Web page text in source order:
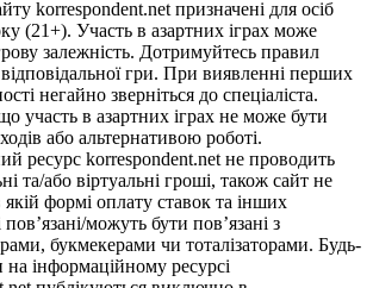
korrespondent.net призначені для осіб
(21+). Участь в азартних іграх може
залежність. Дотримуйтесь правил
гри. При виявленні перших
негайно зверніться до спеціаліста.
участь в азартних іграх не може бути
або альтернативою роботі.
ресурс korrespondent.net не проводить
та/або віртуальні гроші, також сайт не
формі оплату ставок та інших
пов’язані/можуть бути пов’язані з
букмекерами чи тоталізаторами. Будь-
на інформаційному ресурсі